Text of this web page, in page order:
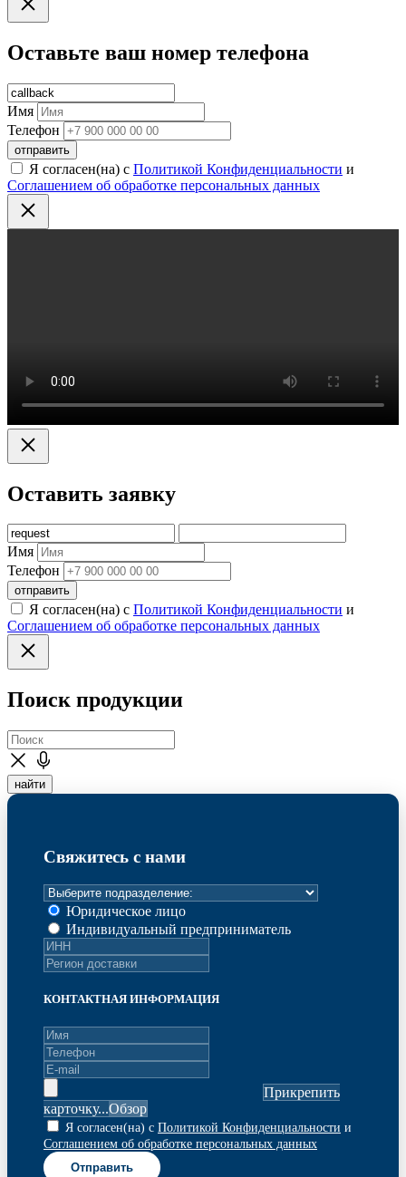
Оставьте ваш номер телефона
Имя
Телефон
отправить
Я согласен(на) с Политикой Конфиденциальности и
Соглашением об обработке персональных данных
Оставить заявку
Имя
Телефон
отправить
Я согласен(на) с Политикой Конфиденциальности и
Соглашением об обработке персональных данных
Поиск продукции
найти
Свяжитесь с нами
Юридическое лицо
Индивидуальный предприниматель
КОНТАКТНАЯ ИНФОРМАЦИЯ
Прикрепить
карточку...
Я согласен(на) с Политикой Конфиденциальности и
Соглашением об обработке персональных данных
Отправить